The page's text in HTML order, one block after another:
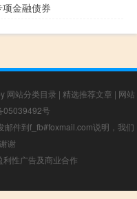
金融债券
网站分类目录 | 精选推荐文章 | 网站
05039492号
邮件到f_fb#foxmail.com说明，我们
谢
性广告及商业合作